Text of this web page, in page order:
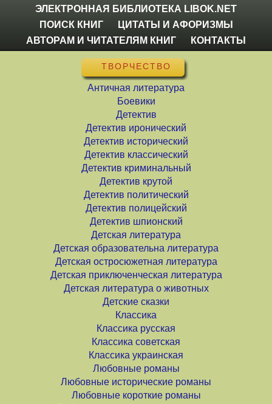
ЭЛЕКТРОННАЯ БИБЛИОТЕКА LIBOK.NET
ПОИСК КНИГ
ЦИТАТЫ И АФОРИЗМЫ
АВТОРАМ И ЧИТАТЕЛЯМ КНИГ
КОНТАКТЫ
ТВОРЧЕСТВО
Античная литература
Боевики
Детектив
Детектив иронический
Детектив исторический
Детектив классический
Детектив криминальный
Детектив крутой
Детектив политический
Детектив полицейский
Детектив шпионский
Детская литература
Детская образовательна литература
Детская остросюжетная литература
Детская приключенческая литература
Детская литература о животных
Детские сказки
Классика
Классика русская
Классика советская
Классика украинская
Любовные романы
Любовные исторические романы
Любовные короткие романы